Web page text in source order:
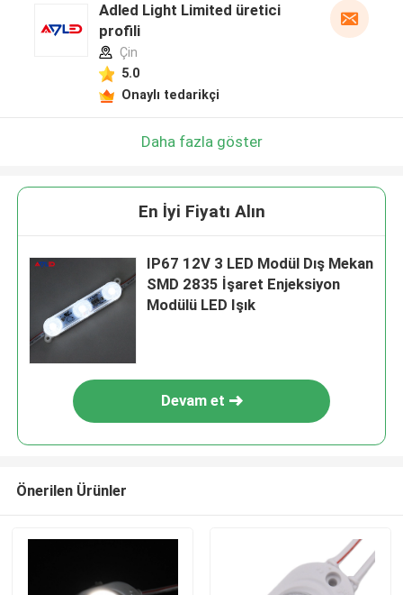
Adled Light Limited üretici
profili
Çin
5.0
Onaylı tedarikçi
Daha fazla göster
En İyi Fiyatı Alın
IP67 12V 3 LED Modül Dış Mekan
SMD 2835 İşaret Enjeksiyon
Modülü LED Işık
Devam et
Önerilen Ürünler